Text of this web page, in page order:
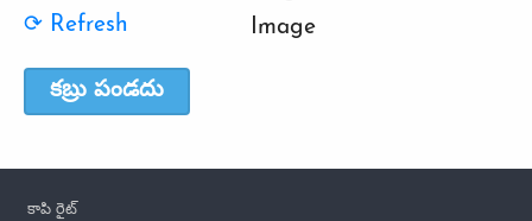
⟳ Refresh
కాపి రైట్‌